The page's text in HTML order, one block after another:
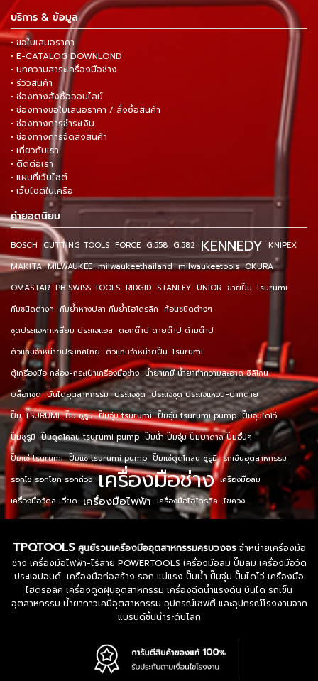
บริการ & ข้อมูล
• ขอใบเสนอราคา
• E-CATALOG DOWNLOND
• บทความสาระเครื่องมือช่าง
• รีวิวสินค้า
• ช่องทางสั่งซื้อออนไลน์
• ช่องทางขอใบเสนอราคา / สั่งซื้อสินค้า
• ช่องทางการชำระเงิน
• ช่องทางการจัดส่งสินค้า
• เกี่ยวกับเรา
• ติดต่อเรา
• แผนที่เว็บไซต์
• เว็บไซต์ในเครือ
คำยอดนิยม
BOSCH CUTTING TOOLS FORCE G.558 G.582 KENNEDY KNIPEX
MAKITA MILWAUKEE milwaukeethailand milwaukeetools OKURA
OMASTAR PB SWISS TOOLS RIDGID STANLEY UNIOR ขายปั๊ม Tsurumi
คีมชนิดต่างๆ คีมย้ำหางปลา คีมย้ำไฮโดรลิค ค้อนชนิดต่างๆ
ชุดประแจหกเหลี่ยม ประแจแอล ดอกต๊าป ดายต๊าป ด้ามต๊าป
ตัวแทนจำหน่ายประเทศไทย ตัวแทนจำหน่ายปั๊ม Tsurumi
ตู้เครื่องมือ กล่อง-กระเป๋าเครื่องมือช่าง น้ำยาเคมี น้ำยาทำความสะอาด ซิลิโคน
บล็อกชุด บันไดอุตสาหกรรม ประแจชุด ประแจชุด ประแจแหวน-ปากตาย
ปั๊ม TSURUMI ปั๊ม ซูรูมิ ปั๊มจุ่ม tsurumi ปั๊มจุ่ม tsurumi pump ปั๊มจุ่มไดโว่
ปั๊มซูรูมิ ปั๊มดูดโคลน tsurumi pump ปั๊มน้ำ ปั๊มจุ่ม ปั๊มบาดาล ปั๊มอื่นๆ
ปั๊มแช่ tsurumi ปั๊มแช่ tsurumi pump ปั๊มแช่ดูดโคลน ซูรูมิ รถเข็นอุตสาหกรรม
รอกโซ่ รอกโยก รอกถ่วง เครื่องมือช่าง เครื่องมือลม
เครื่องมือวัดละเอียด เครื่องมือไฟฟ้า เครื่องมือไฮโดรลิค ไขควง
TPQTOOLS ศูนย์รวมเครื่องมืออุตสาหกรรมครบวงจรจำหน่ายเครื่องมือ
ช่าง เครื่องมือไฟฟ้า-ไร้สาย POWERTOOLS เครื่องมือลม ปั๊มลม เครื่องมือวัด
ประแจปอนด์ เครื่องมือก่อสร้าง รอก แม่แรง ปั๊มน้ำ ปั๊มจุ่ม ปั๊มไดโว่ เครื่องมือ
ไฮดรอลิค เครื่องดูดฝุ่นอุตสาหกรรม เครื่องฉีดน้ำแรงดัน บันได รถเข็น
อุตสาหกรรม น้ำยากาวเคมีอุตสาหกรรม อุปกรณ์เซฟตี้ และอุปกรณ์โรงงานจาก
แบรนด์ชั้นนำระดับโลก